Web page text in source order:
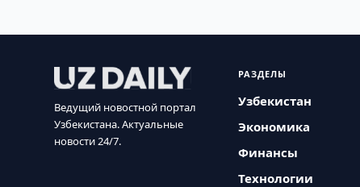
Ведущий новостной портал
Узбекистана. Актуальные
новости 24/7.
РАЗДЕЛЫ
Узбекистан
Экономика
Финансы
Технологии